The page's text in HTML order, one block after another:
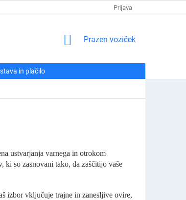
REKLAMACIJE IN VRAČILA
Prijava
NAKUPOVALNI
Prazen voziček
in plačilo
ustvarjanja varnega in otrokom
ki so zasnovani tako, da zaščitijo vaše
izbor vključuje trajne in zanesljive ovire,